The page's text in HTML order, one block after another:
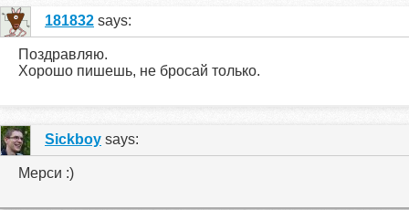
181832 says:
Поздравляю.
Хорошо пишешь, не бросай только.
Sickboy says:
Мерси :)